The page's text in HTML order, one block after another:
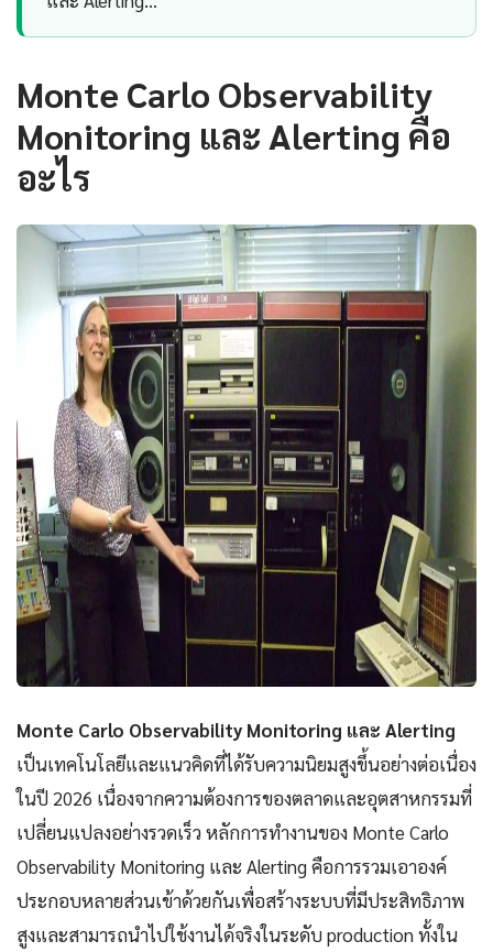
Monte Carlo Observability
Monitoring และ Alerting คือ
อะไร
Monte Carlo Observability Monitoring และ Alerting
เป็นเทคโนโลยีและแนวคิดที่ได้รับความนิยมสูงขึ้นอย่างต่อเนื่อง
ในปี 2026 เนื่องจากความต้องการของตลาดและอุตสาหกรรมที่
เปลี่ยนแปลงอย่างรวดเร็ว หลักการทำงานของ Monte Carlo
Observability Monitoring และ Alerting คือการรวมเอาองค์
ประกอบหลายส่วนเข้าด้วยกันเพื่อสร้างระบบที่มีประสิทธิภาพ
สูงและสามารถนำไปใช้งานได้จริงในระดับ production ทั้งใน